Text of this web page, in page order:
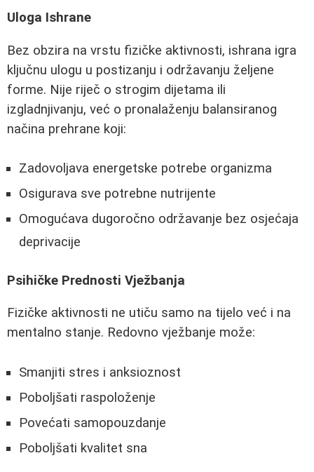
Uloga Ishrane
Bez obzira na vrstu fizičke aktivnosti, ishrana igra
ključnu ulogu u postizanju i održavanju željene
forme. Nije riječ o strogim dijetama ili
izgladnjivanju, već o pronalaženju balansiranog
načina prehrane koji:
Zadovoljava energetske potrebe organizma
Osigurava sve potrebne nutrijente
Omogućava dugoročno održavanje bez osjećaja
deprivacije
Psihičke Prednosti Vježbanja
Fizičke aktivnosti ne utiču samo na tijelo već i na
mentalno stanje. Redovno vježbanje može:
Smanjiti stres i anksioznost
Poboljšati raspoloženje
Povećati samopouzdanje
Poboljšati kvalitet sna